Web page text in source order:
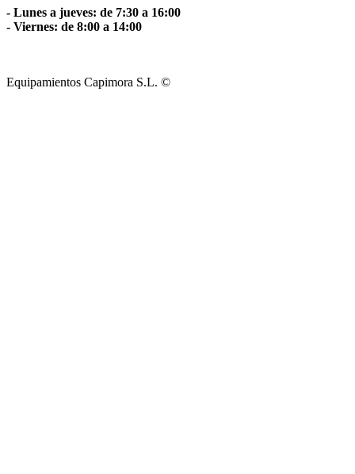
- Lunes a jueves: de 7:30 a 16:00
- Viernes: de 8:00 a 14:00
Equipamientos Capimora S.L. ©